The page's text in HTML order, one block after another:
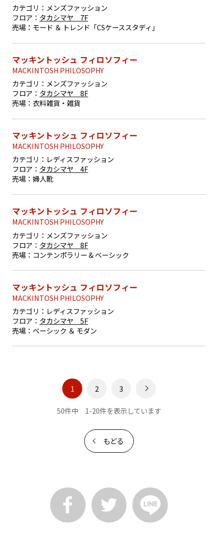
カテゴリ： メンズファッション
フロア： タカシマヤ 7F
売場： モード ＆ トレンド「CSケーススタディ」
マッキントッシュ フィロソフィー
MACKINTOSH PHILOSOPHY
カテゴリ： メンズファッション
フロア： タカシマヤ 8F
売場： 衣料雑貨・雑貨
マッキントッシュ フィロソフィー
MACKINTOSH PHILOSOPHY
カテゴリ： レディスファッション
フロア： タカシマヤ 4F
売場：婦人靴
マッキントッシュ フィロソフィー
MACKINTOSH PHILOSOPHY
カテゴリ： メンズファッション
フロア： タカシマヤ 8F
売場： コンテンポラリー & ベーシック
マッキントッシュ フィロソフィー
MACKINTOSH PHILOSOPHY
カテゴリ： レディスファッション
フロア： タカシマヤ 5F
売場： ベーシック ＆ モダン
1 2 3
50件中 1-20件を表示しています
もどる